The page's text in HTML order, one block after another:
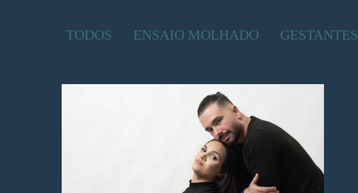
TODOS ENSAIO MOLHADO GESTANTES